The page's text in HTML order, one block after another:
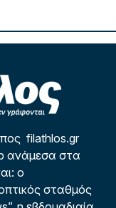
filathlos.gr
ανάμεσα στα
ο
σταθμός